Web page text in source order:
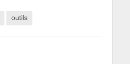
outils